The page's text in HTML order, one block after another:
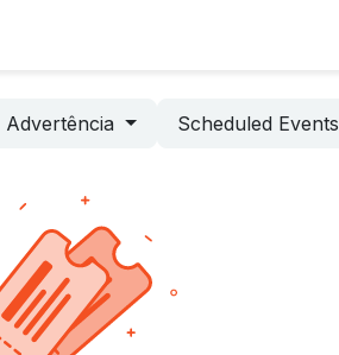
Advertência Scheduled Events